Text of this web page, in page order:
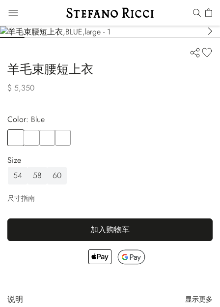
羊毛束腰短上衣
$ 5,350
Color:
blue
Size
54
58 60
尺寸指南
加入购物车
说明 显示更多